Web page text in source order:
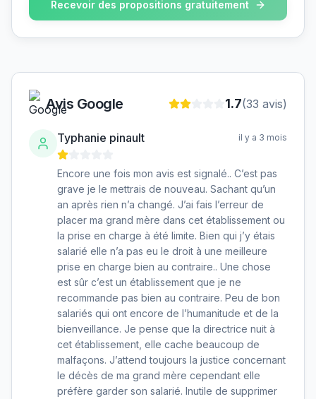
Recevoir des propositions gratuitement
Avis Google 1.7(33 avis)
Typhanie pinault il y a 3 mois
Encore une fois mon avis est signalé.. C’est pas
grave je le mettrais de nouveau. Sachant qu’un
an après rien n’a changé. J’ai fais l’erreur de
placer ma grand mère dans cet établissement ou
la prise en charge à été limite. Bien qui j’y étais
salarié elle n’a pas eu le droit à une meilleure
prise en charge bien au contraire.. Une chose
est sûr c’est un établissement que je ne
recommande pas bien au contraire. Peu de bon
salariés qui ont encore de l’humanitude et de la
bienveillance. Je pense que la directrice nuit à
cet établissement, elle cache beaucoup de
malfaçons. J’attend toujours la justice concernant
le décès de ma grand mère cependant elle
préfère garder son salarié. Inutile de supprimer